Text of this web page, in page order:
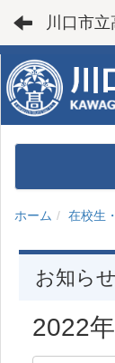
川口市
ホーム 在校生
お知ら
2022